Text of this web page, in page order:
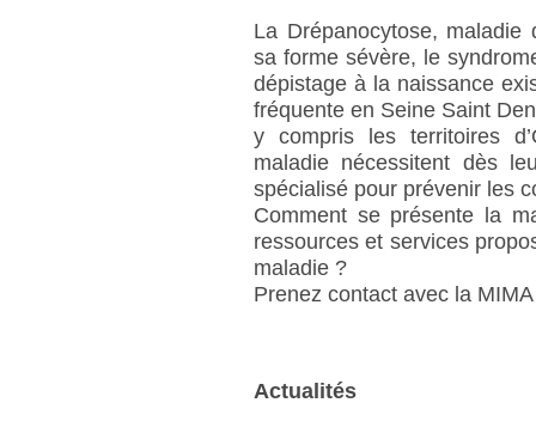
La Drépanocytose,
sa forme sévère, le
dépistage à la naissance
fréquente en Seine Saint
y compris les territoires
maladie nécessitent dès
spécialisé pour prévenir les
Comment se présente la
ressources et services
maladie ?
Prenez contact avec la
Actualités